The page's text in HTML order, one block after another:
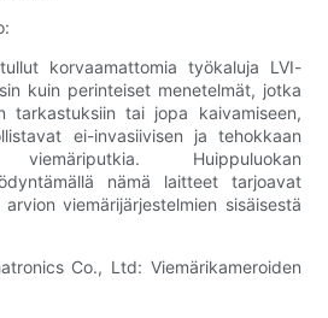
korvaamattomia työkaluja LVI-
kuin perinteiset menetelmät, jotka
tarkastuksiin tai jopa kaivamiseen,
ei-invasiivisen ja tehokkaan
Huippuluokan
nämä laitteet tarjoavat
viemärijärjestelmien sisäisestä
Co., Ltd: Viemärikameroiden